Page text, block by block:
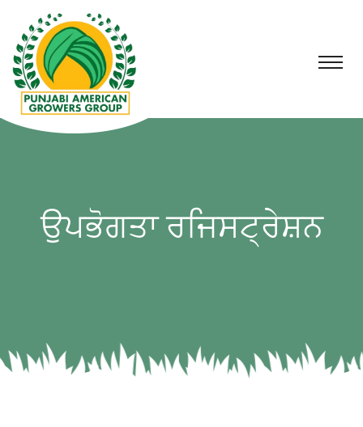
ਉਪਭੋਗਤਾ ਰਜਿਸਟ੍ਰੇਸ਼ਨ